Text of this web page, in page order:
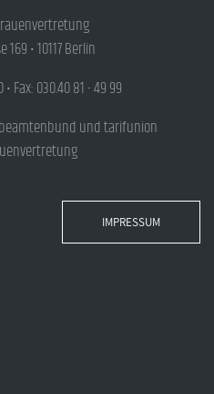
• 10117 Berlin
Fax: 030.40 81 - 49 99
und tarifunion
IMPRESSUM